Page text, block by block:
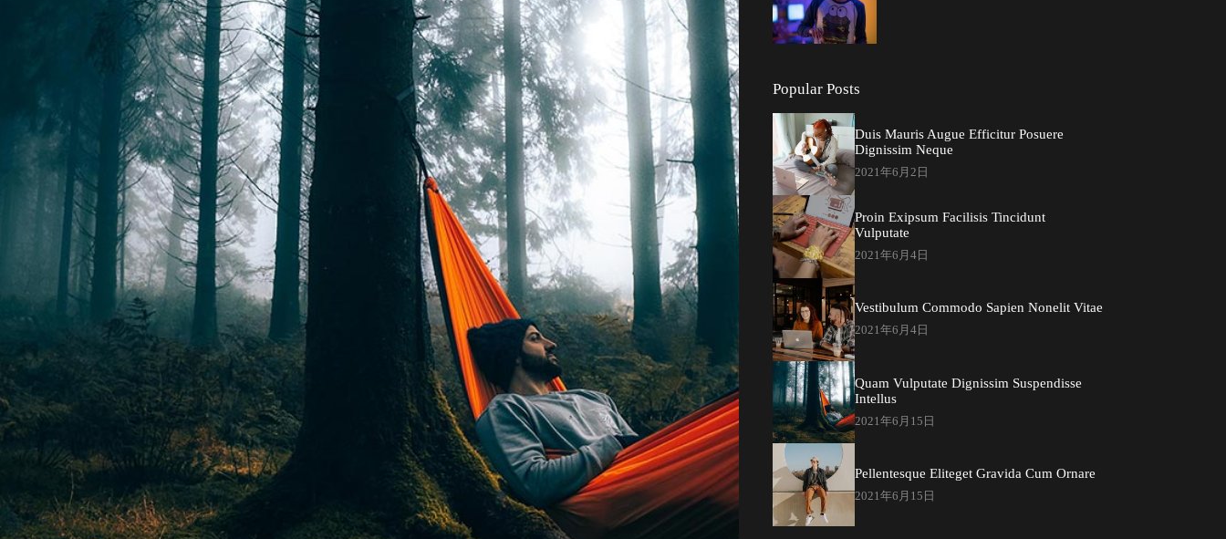
Popular Posts
Duis Mauris Augue Efficitur Posuere
Dignissim Neque
2021年6月2日
Proin Exipsum Facilisis Tincidunt
Vulputate
2021年6月4日
Vestibulum Commodo Sapien Nonelit Vitae
2021年6月4日
Quam Vulputate Dignissim Suspendisse
Intellus
2021年6月15日
Pellentesque Eliteget Gravida Cum Ornare
2021年6月15日